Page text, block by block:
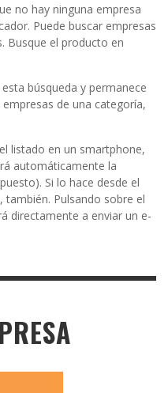
no hay ninguna empresa
Puede buscar empresas
Busque el producto en
búsqueda y permanece
de una categoría,
listado en un smartphone,
automáticamente la
Si lo hace desde el
también. Pulsando sobre el
directamente a enviar un e-